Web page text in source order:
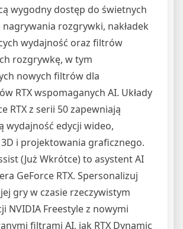
wygodny dostęp do świetnych
rozgrywki, nakładek
wydajność oraz filtrów
rozgrywkę, w tym
nowych filtrów dla
RTX wspomaganych AI. Układy
RTX z serii 50 zapewniają
wydajność edycji wideo,
i projektowania graficznego.
(Już Wkrótce) to asystent AI
GeForce RTX. Spersonalizuj
gry w czasie rzeczywistym
NVIDIA Freestyle z nowymi
filtrami AI, jak RTX Dynamic